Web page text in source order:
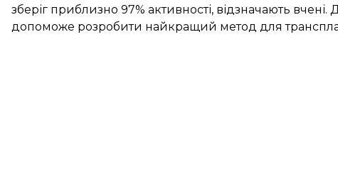
зберіг приблизно 97% активності, відзначають
допоможе розробити найкращий метод для